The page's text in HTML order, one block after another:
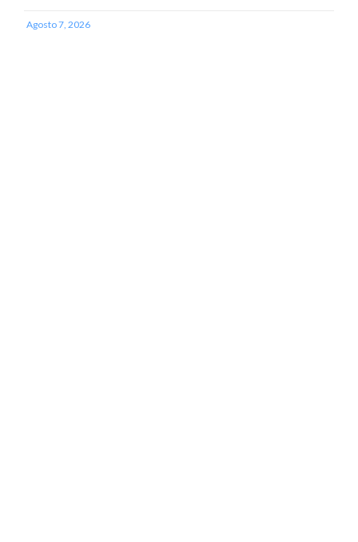
Agosto 7, 2026